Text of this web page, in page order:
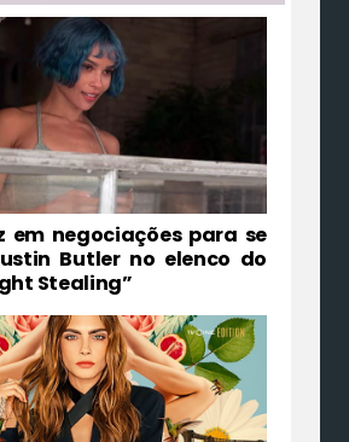
em negociações para se
Butler no elenco do
Stealing”